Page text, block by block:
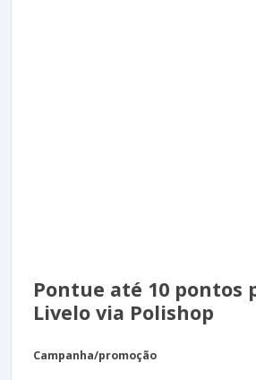
Pontue até 10 pontos
Livelo via Polishop
Campanha/promoção